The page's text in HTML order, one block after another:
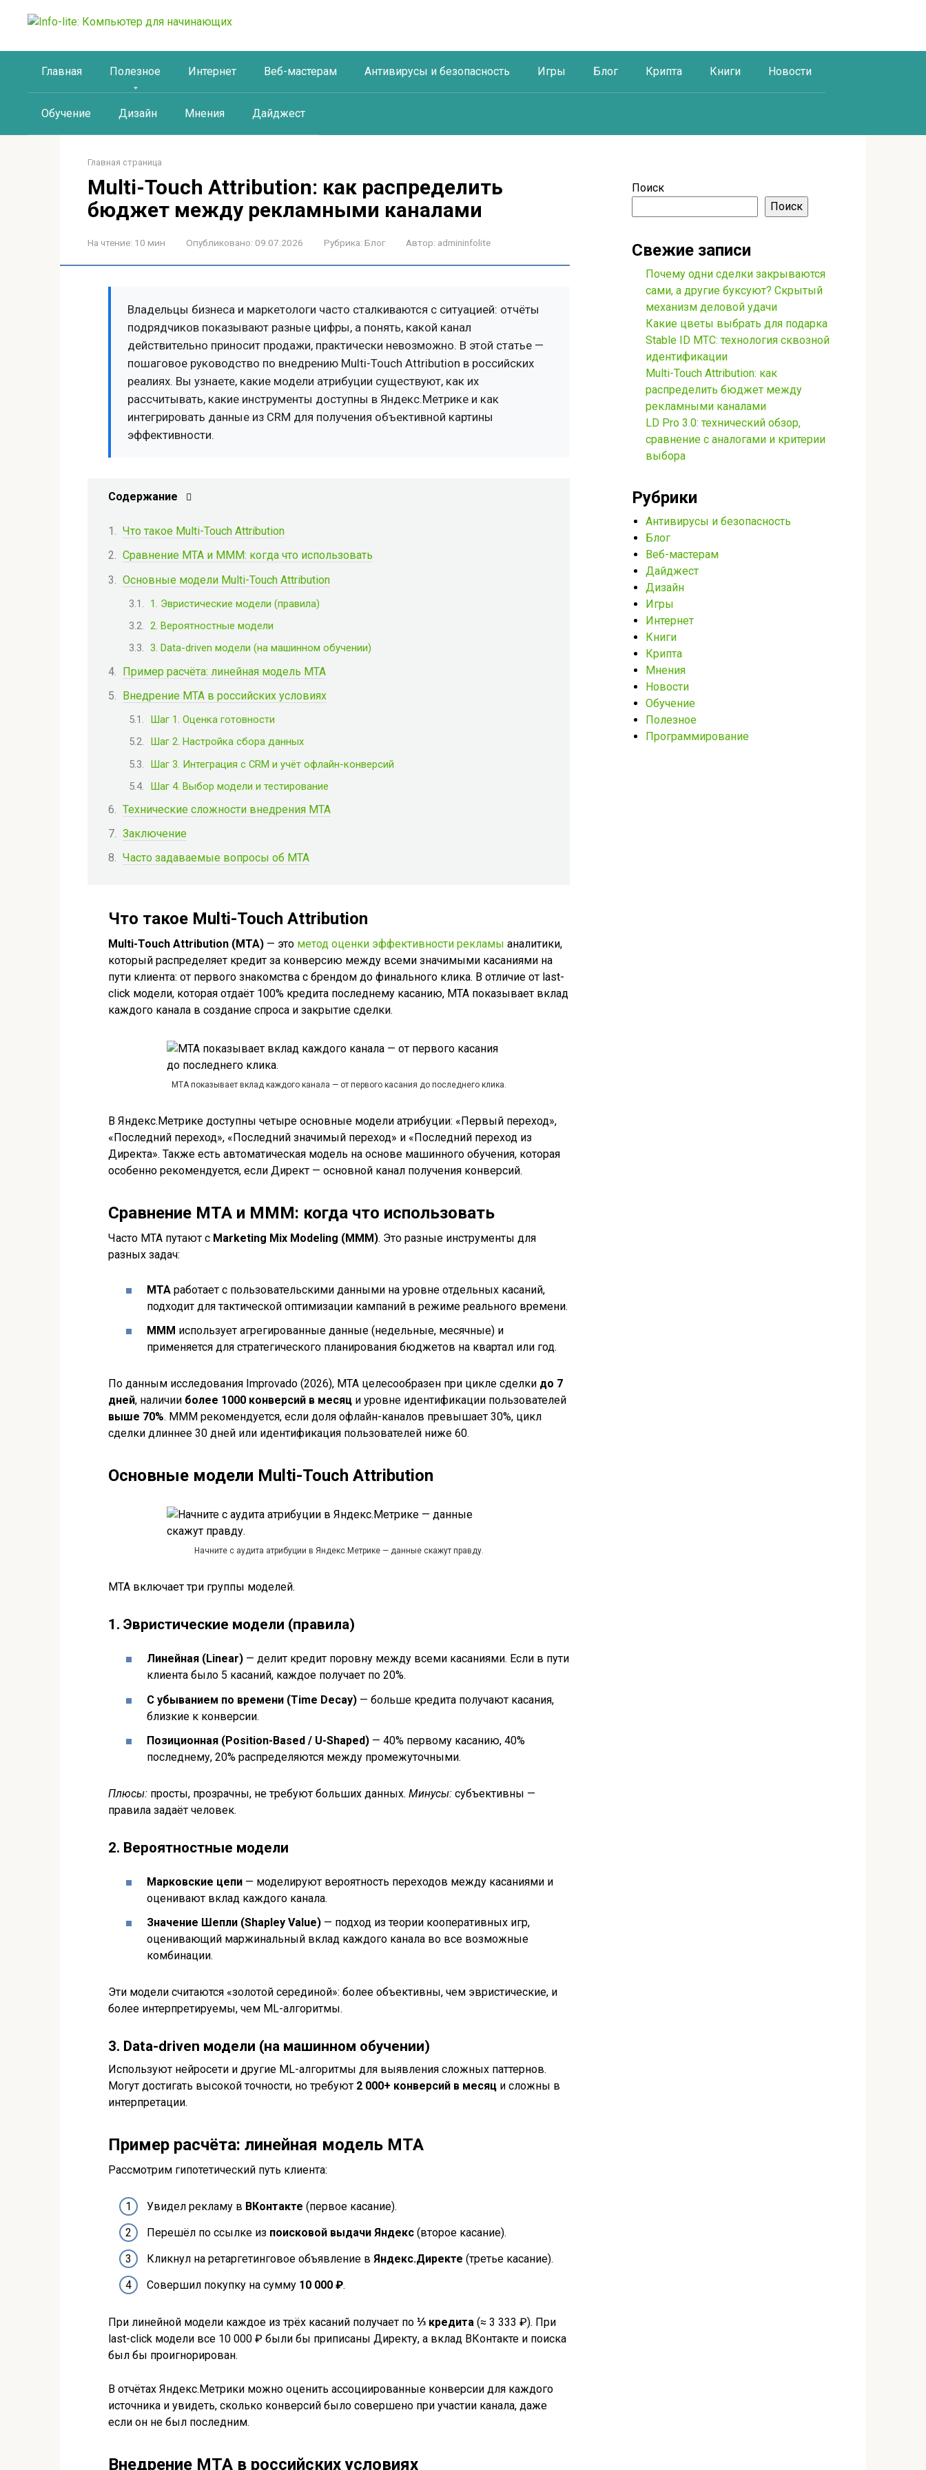
Главная Полезное Интернет Веб-мастерам Антивирусы и безопасность Игры Блог Крипта Книги Новости
Обучение Дизайн Мнения Дайджест
Главная страница
Multi-Touch Attribution: как распределить
бюджет между рекламными каналами
На чтение: 10 мин Опубликовано: 09.07.2026 Рубрика: Блог Автор: admininfolite
Владельцы бизнеса и маркетологи часто сталкиваются с ситуацией: отчёты
подрядчиков показывают разные цифры, а понять, какой канал
действительно приносит продажи, практически невозможно. В этой статье —
пошаговое руководство по внедрению Multi-Touch Attribution в российских
реалиях. Вы узнаете, какие модели атрибуции существуют, как их
рассчитывать, какие инструменты доступны в Яндекс.Метрике и как
интегрировать данные из CRM для получения объективной картины
эффективности.
Содержание
Что такое Multi-Touch Attribution
Сравнение MTA и MMM: когда что использовать
Основные модели Multi-Touch Attribution
1. Эвристические модели (правила)
2. Вероятностные модели
3. Data-driven модели (на машинном обучении)
Пример расчёта: линейная модель MTA
Внедрение MTA в российских условиях
Шаг 1. Оценка готовности
Шаг 2. Настройка сбора данных
Шаг 3. Интеграция с CRM и учёт офлайн-конверсий
Шаг 4. Выбор модели и тестирование
Технические сложности внедрения MTA
Заключение
Часто задаваемые вопросы об MTA
Что такое Multi-Touch Attribution
Multi-Touch Attribution (MTA) — это метод оценки эффективности рекламы аналитики,
который распределяет кредит за конверсию между всеми значимыми касаниями на
пути клиента: от первого знакомства с брендом до финального клика. В отличие от last-
click модели, которая отдаёт 100% кредита последнему касанию, MTA показывает вклад
каждого канала в создание спроса и закрытие сделки.
MTA показывает вклад каждого канала — от первого касания до последнего клика.
В Яндекс.Метрике доступны четыре основные модели атрибуции: «Первый переход»,
«Последний переход», «Последний значимый переход» и «Последний переход из
Директа». Также есть автоматическая модель на основе машинного обучения, которая
особенно рекомендуется, если Директ — основной канал получения конверсий.
Сравнение MTA и MMM: когда что использовать
Часто MTA путают с Marketing Mix Modeling (MMM). Это разные инструменты для
разных задач:
MTA работает с пользовательскими данными на уровне отдельных касаний,
подходит для тактической оптимизации кампаний в режиме реального времени.
MMM использует агрегированные данные (недельные, месячные) и
применяется для стратегического планирования бюджетов на квартал или год.
По данным исследования Improvado (2026), MTA целесообразен при цикле сделки до 7
дней, наличии более 1000 конверсий в месяц и уровне идентификации пользователей
выше 70%. MMM рекомендуется, если доля офлайн-каналов превышает 30%, цикл
сделки длиннее 30 дней или идентификация пользователей ниже 60.
Основные модели Multi-Touch Attribution
Начните с аудита атрибуции в Яндекс.Метрике — данные скажут правду.
MTA включает три группы моделей.
1. Эвристические модели (правила)
Линейная (Linear) — делит кредит поровну между всеми касаниями. Если в пути
клиента было 5 касаний, каждое получает по 20%.
С убыванием по времени (Time Decay) — больше кредита получают касания,
близкие к конверсии.
Позиционная (Position-Based / U-Shaped) — 40% первому касанию, 40%
последнему, 20% распределяются между промежуточными.
Плюсы: просты, прозрачны, не требуют больших данных. Минусы: субъективны —
правила задаёт человек.
2. Вероятностные модели
Марковские цепи — моделируют вероятность переходов между касаниями и
оценивают вклад каждого канала.
Значение Шепли (Shapley Value) — подход из теории кооперативных игр,
оценивающий маржинальный вклад каждого канала во все возможные
комбинации.
Эти модели считаются «золотой серединой»: более объективны, чем эвристические, и
более интерпретируемы, чем ML-алгоритмы.
3. Data-driven модели (на машинном обучении)
Используют нейросети и другие ML-алгоритмы для выявления сложных паттернов.
Могут достигать высокой точности, но требуют 2 000+ конверсий в месяц и сложны в
интерпретации.
Пример расчёта: линейная модель MTA
Рассмотрим гипотетический путь клиента:
Увидел рекламу в ВКонтакте (первое касание).
Перешёл по ссылке из поисковой выдачи Яндекс (второе касание).
Кликнул на ретаргетинговое объявление в Яндекс.Директе (третье касание).
Совершил покупку на сумму 10 000 ₽.
При линейной модели каждое из трёх касаний получает по ⅓ кредита (≈ 3 333 ₽). При
last-click модели все 10 000 ₽ были бы приписаны Директу, а вклад ВКонтакте и поиска
был бы проигнорирован.
В отчётах Яндекс.Метрики можно оценить ассоциированные конверсии для каждого
источника и увидеть, сколько конверсий было совершено при участии канала, даже
если он не был последним.
Внедрение MTA в российских условиях
Поиск
Поиск
Свежие записи
Почему одни сделки закрываются
сами, а другие буксуют? Скрытый
механизм деловой удачи
Какие цветы выбрать для подарка
Stable ID МТС: технология сквозной
идентификации
Multi-Touch Attribution: как
распределить бюджет между
рекламными каналами
LD Pro 3.0: технический обзор,
сравнение с аналогами и критерии
выбора
Рубрики
Антивирусы и безопасность
Блог
Веб-мастерам
Дайджест
Дизайн
Игры
Интернет
Книги
Крипта
Мнения
Новости
Обучение
Полезное
Программирование